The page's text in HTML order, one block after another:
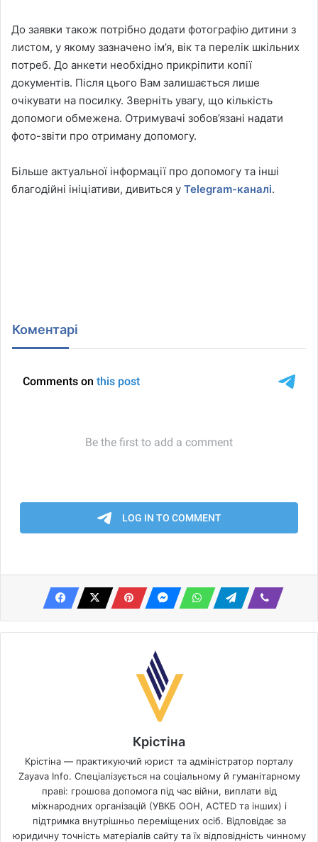
До заявки також потрібно додати фотографію дитини з
листом, у якому зазначено ім’я, вік та перелік шкільних
потреб. До анкети необхідно прикріпити копії
документів. Після цього Вам залишається лише
очікувати на посилку. Зверніть увагу, що кількість
допомоги обмежена. Отримувачі зобов’язані надати
фото-звіти про отриману допомогу.
Більше актуальної інформації про допомогу та інші
благодійні ініціативи, дивиться у Telegram-каналі.
Коментарі
Крістіна
Крістіна — практикуючий юрист та адміністратор порталу
Zayava Info. Спеціалізується на соціальному й гуманітарному
праві: грошова допомога під час війни, виплати від
міжнародних організацій (УВКБ ООН, ACTED та інших) і
підтримка внутрішньо переміщених осіб. Відповідає за
юридичну точність матеріалів сайту та їх відповідність чинному